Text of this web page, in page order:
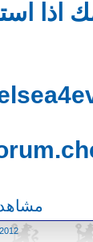
اذا
مشاهدة
07-2012